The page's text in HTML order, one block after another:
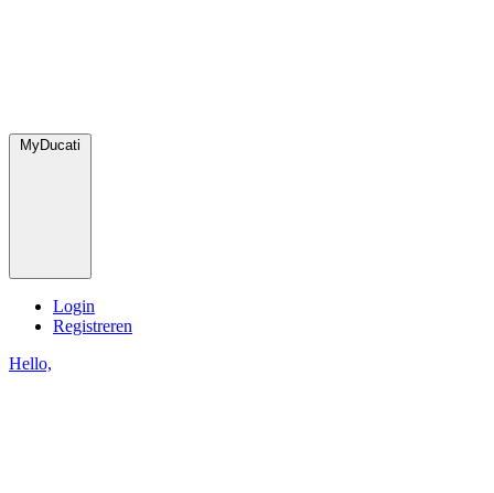
MyDucati
Login
Registreren
Hello,